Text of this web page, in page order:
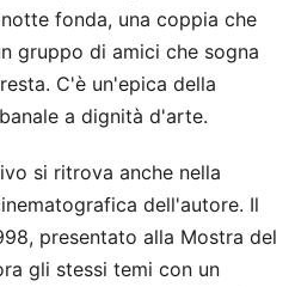
fonda, una coppia che
gruppo di amici che sogna
C'è un'epica della
a dignità d'arte.
si ritrova anche nella
dell'autore. Il
presentato alla Mostra del
gli stessi temi con un